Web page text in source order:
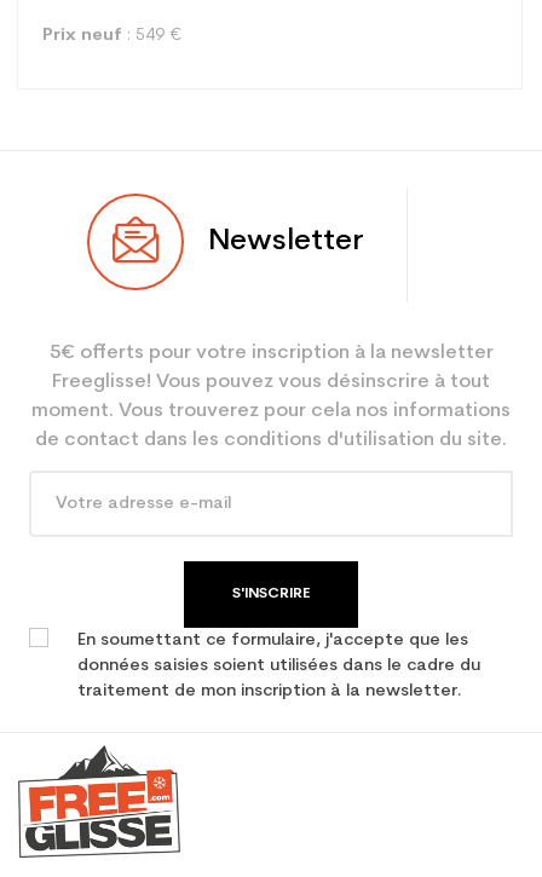
Prix neuf : 549 €
Utilisateur Mixte
Coloris Bleu
En achetant d'occasion :
Economie CO² (en kg)
3.9
Newsletter
5€ offerts pour votre inscription à la newsletter
Freeglisse! Vous pouvez vous désinscrire à tout
moment. Vous trouverez pour cela nos informations
de contact dans les conditions d'utilisation du site.
S'INSCRIRE
En soumettant ce formulaire, j'accepte que les
données saisies soient utilisées dans le cadre du
traitement de mon inscription à la newsletter.